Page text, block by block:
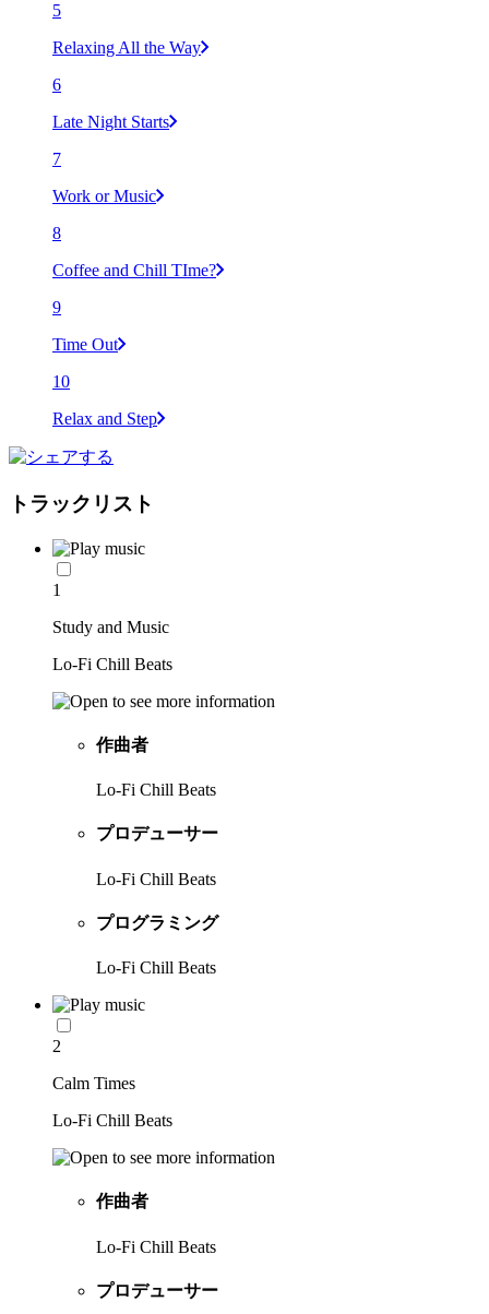
5
Relaxing All the Way
6
Late Night Starts
7
Work or Music
8
Coffee and Chill TIme?
9
Time Out
10
Relax and Step
トラックリスト
1
Study and Music
Lo-Fi Chill Beats
作曲者
Lo-Fi Chill Beats
プロデューサー
Lo-Fi Chill Beats
プログラミング
Lo-Fi Chill Beats
2
Calm Times
Lo-Fi Chill Beats
作曲者
Lo-Fi Chill Beats
プロデューサー